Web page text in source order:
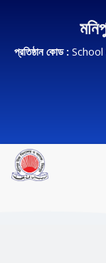
প্রতিষ্ঠান কোড :